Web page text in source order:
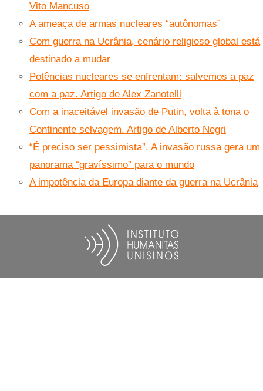
Vito Mancuso
A ameaça de armas nucleares “autônomas”
Com guerra na Ucrânia, cenário religioso global está
destinado a mudar
Potências nucleares se enfrentam: salvemos a paz
com a paz. Artigo de Alex Zanotelli
Com a inaceitável invasão de Putin, volta à tona o
Continente selvagem. Artigo de Alberto Negri
“É preciso ser pessimista”. A invasão russa gera um
panorama “gravíssimo” para o mundo
A impotência da Europa diante da guerra na Ucrânia